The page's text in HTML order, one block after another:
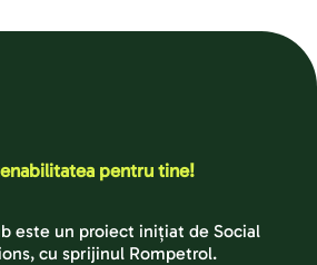
pentru tine!
este un proiect inițiat de Social
cu sprijinul Rompetrol.